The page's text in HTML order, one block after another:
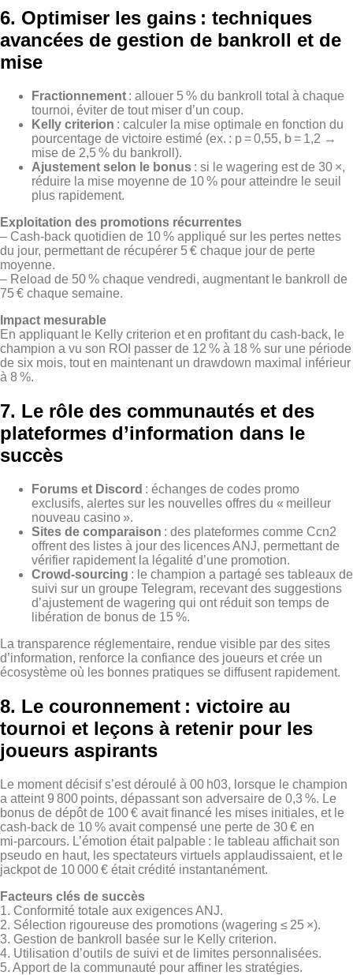
6. Optimiser les gains : techniques
avancées de gestion de bankroll et de
mise
Fractionnement : allouer 5 % du bankroll total à chaque
tournoi, éviter de tout miser d’un coup.
Kelly criterion : calculer la mise optimale en fonction du
pourcentage de victoire estimé (ex. : p = 0,55, b = 1,2 →
mise de 2,5 % du bankroll).
Ajustement selon le bonus : si le wagering est de 30 ×,
réduire la mise moyenne de 10 % pour atteindre le seuil
plus rapidement.
Exploitation des promotions récurrentes
– Cash‑back quotidien de 10 % appliqué sur les pertes nettes
du jour, permettant de récupérer 5 € chaque jour de perte
moyenne.
– Reload de 50 % chaque vendredi, augmentant le bankroll de
75 € chaque semaine.
Impact mesurable
En appliquant le Kelly criterion et en profitant du cash‑back, le
champion a vu son ROI passer de 12 % à 18 % sur une période
de six mois, tout en maintenant un drawdown maximal inférieur
à 8 %.
7. Le rôle des communautés et des
plateformes d’information dans le
succès
Forums et Discord : échanges de codes promo
exclusifs, alertes sur les nouvelles offres du « meilleur
nouveau casino ».
Sites de comparaison : des plateformes comme Ccn2
offrent des listes à jour des licences ANJ, permettant de
vérifier rapidement la légalité d’une promotion.
Crowd‑sourcing : le champion a partagé ses tableaux de
suivi sur un groupe Telegram, recevant des suggestions
d’ajustement de wagering qui ont réduit son temps de
libération de bonus de 15 %.
La transparence réglementaire, rendue visible par des sites
d’information, renforce la confiance des joueurs et crée un
écosystème où les bonnes pratiques se diffusent rapidement.
8. Le couronnement : victoire au
tournoi et leçons à retenir pour les
joueurs aspirants
Le moment décisif s’est déroulé à 00 h03, lorsque le champion
a atteint 9 800 points, dépassant son adversaire de 0,3 %. Le
bonus de dépôt de 100 € avait financé les mises initiales, et le
cash‑back de 10 % avait compensé une perte de 30 € en
mi‑parcours. L’émotion était palpable : le tableau affichait son
pseudo en haut, les spectateurs virtuels applaudissaient, et le
jackpot de 10 000 € était crédité instantanément.
Facteurs clés de succès
1. Conformité totale aux exigences ANJ.
2. Sélection rigoureuse des promotions (wagering ≤ 25 ×).
3. Gestion de bankroll basée sur le Kelly criterion.
4. Utilisation d’outils de suivi et de limites personnalisées.
5. Apport de la communauté pour affiner les stratégies.